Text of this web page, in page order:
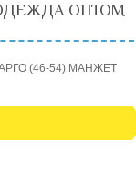
ОПТОМ
(46-54) МАНЖЕТ